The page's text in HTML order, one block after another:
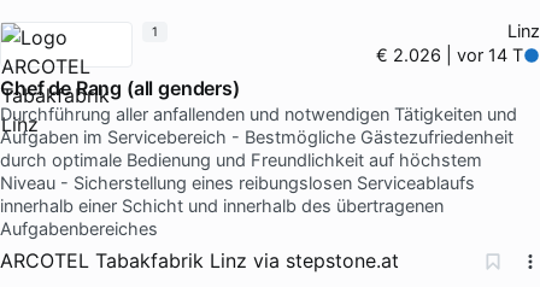
Linz
€ 2.026 | vor 14 T
Chef de Rang (all genders)
Durchführung aller anfallenden und notwendigen Tätigkeiten und
Aufgaben im Servicebereich - Bestmögliche Gästezufriedenheit
durch optimale Bedienung und Freundlichkeit auf höchstem
Niveau - Sicherstellung eines reibungslosen Serviceablaufs
innerhalb einer Schicht und innerhalb des übertragenen
Aufgabenbereiches
ARCOTEL Tabakfabrik Linz via stepstone.at
1